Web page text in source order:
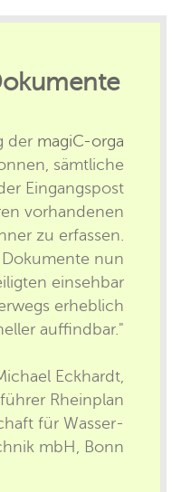
der magiC-orga
sämtliche
Eingangspost
vorhandenen
zu erfassen.
nun
einsehbar
erheblich
auffindbar."
Eckhardt,
Rheinplan
für Wasser-
mbH, Bonn